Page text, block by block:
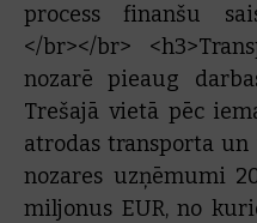
process finanšu
</br></br>
nozarē pieaug
Trešajā vietā pēc
atrodas transporta un
nozares uzņēmumi
miljonus EUR, no